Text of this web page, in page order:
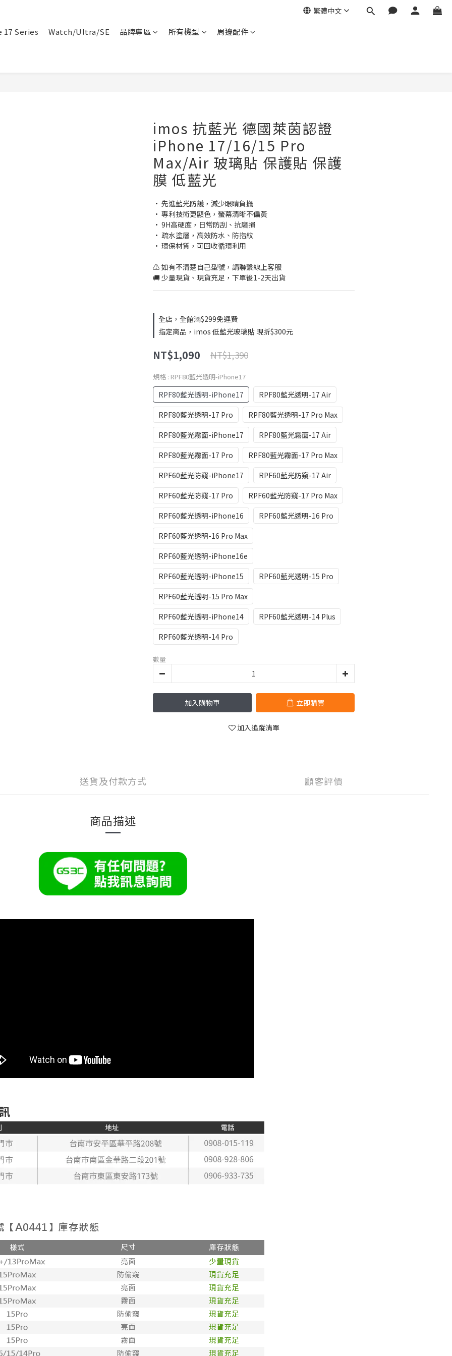
繁體中文
17 Series Watch/Ultra/SE 品牌專區 所有機型 周邊配件
imos 抗藍光 德國萊茵認證
iPhone 17/16/15 Pro
Max/Air 玻璃貼 保護貼 保護
膜 低藍光
• 先進藍光防護，減少眼睛負擔
• 專利技術更顯色，螢幕清晰不偏黃
• 9H高硬度，日常防刮、抗磨損
• 疏水塗層，高效防水、防指紋
• 環保材質，可回收循環利用
⚠️ 如有不清楚自己型號，請聯繫線上客服
🚚 少量現貨、現貨充足，下單後1-2天出貨
全店，全館滿$299免運費
指定商品，imos 低藍光玻璃貼 現折$300元
NT$1,090 NT$1,390
規格 : RPF80藍光透明-iPhone17
RPF80藍光透明-iPhone17
RPF80藍光透明-17 Air
RPF80藍光透明-17 Pro
RPF80藍光透明-17 Pro Max
RPF80藍光霧面-iPhone17
RPF80藍光霧面-17 Air
RPF80藍光霧面-17 Pro
RPF80藍光霧面-17 Pro Max
RPF60藍光防窺-iPhone17
RPF60藍光防窺-17 Air
RPF60藍光防窺-17 Pro
RPF60藍光防窺-17 Pro Max
RPF60藍光透明-iPhone16
RPF60藍光透明-16 Pro
RPF60藍光透明-16 Pro Max
RPF60藍光透明-iPhone16e
RPF60藍光透明-iPhone15
RPF60藍光透明-15 Pro
RPF60藍光透明-15 Pro Max
RPF60藍光透明-iPhone14
RPF60藍光透明-14 Plus
RPF60藍光透明-14 Pro
數量
加入購物車 立即購買
加入追蹤清單
送貨及付款方式 顧客評價
商品描述